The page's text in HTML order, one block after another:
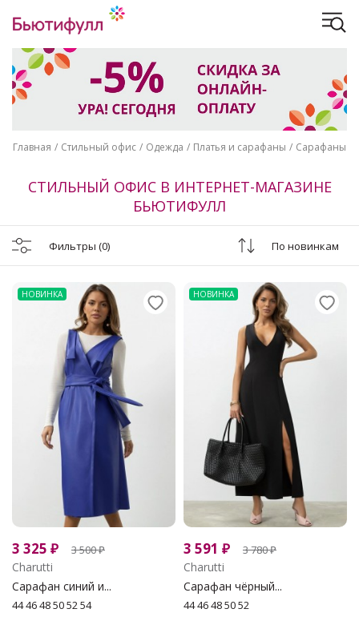
Главная Стильный офис Одежда Платья и сарафаны Сарафаны
СТИЛЬНЫЙ ОФИС В ИНТЕРНЕТ-МАГАЗИНЕ
БЬЮТИФУЛЛ
Фильтры (0) По новинкам
НОВИНКА
3 325 ₽ 3 500₽
Charutti
Сарафан синий и...
44 46 48 50 52 54
НОВИНКА
3 591 ₽ 3 780₽
Charutti
Сарафан чёрный...
44 46 48 50 52